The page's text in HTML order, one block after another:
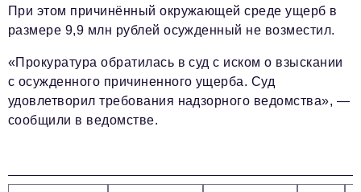
При этом причинённый окружающей среде ущерб в
размере 9,9 млн рублей осужденный не возместил.
«Прокуратура обратилась в суд с иском о взыскании
с осужденного причиненного ущерба. Суд
удовлетворил требования надзорного ведомства», —
сообщили в ведомстве.